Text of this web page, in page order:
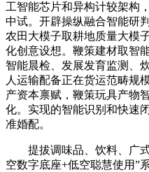
工智能芯片和异构计较架构
中试。开辟操纵融合智能研
农田大模子取耕地质量大模
化创意设想。鞭策建材取智
智能晨检、发展发育监测、
人运输配备正在货运范畴规
产资本禀赋，鞭策玩具产物
化。实现的智能识别和快速
准婚配。
提拔调味品、饮料、广式
空数字底座+低空聪慧使用”